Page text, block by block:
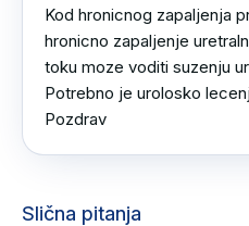
Kod hronicnog zapaljenja
hronicno zapaljenje
toku moze voditi suzenju
Potrebno je urolosko
Pozdrav
Slična pitanja